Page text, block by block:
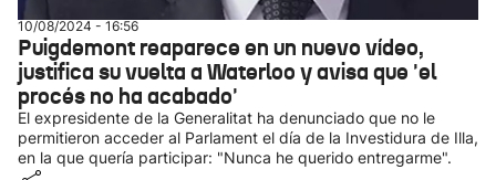
10/08/2024 - 16:56
Puigdemont reaparece en un nuevo vídeo,
justifica su vuelta a Waterloo y avisa que 'el
procés no ha acabado'
El expresidente de la Generalitat ha denunciado que no le
permitieron acceder al Parlament el día de la Investidura de Illa,
en la que quería participar: "Nunca he querido entregarme".